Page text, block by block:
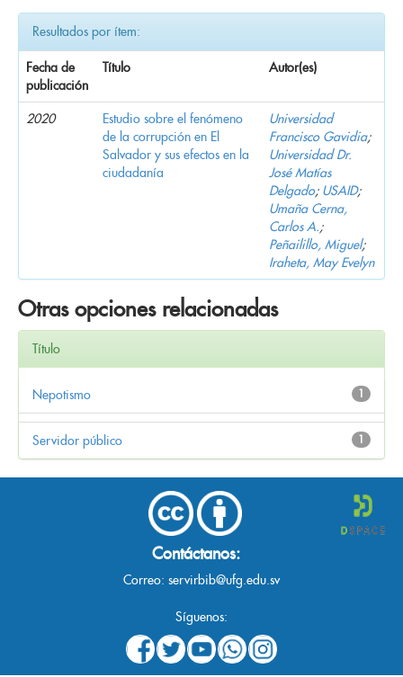
Resultados por ítem:
Fecha de
publicación
Título Autor(es)
2020
Estudio sobre el fenómeno
de la corrupción en El
Salvador y sus efectos en la
ciudadanía
Universidad
Francisco Gavidia;
Universidad Dr.
José Matías
Delgado; USAID;
Umaña Cerna,
Carlos A.;
Peñailillo, Miguel;
Iraheta, May Evelyn
Otras opciones relacionadas
Título
1
Nepotismo
1
Servidor público
Contáctanos:
Correo: servirbib@ufg.edu.sv
Síguenos: